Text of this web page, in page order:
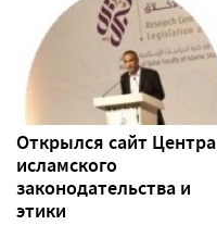
Открылся сайт Центра
исламского
законодательства и
этики